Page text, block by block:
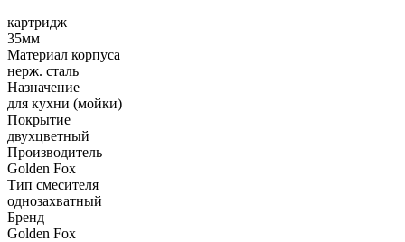
картридж
35мм
Материал корпуса
нерж. сталь
Назначение
для кухни (мойки)
Покрытие
двухцветный
Производитель
Golden Fox
Тип смесителя
однозахватный
Бренд
Golden Fox